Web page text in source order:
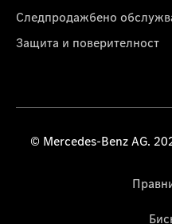
Следпродажбено
Защита и поверителност
© Mercedes-Benz AG.